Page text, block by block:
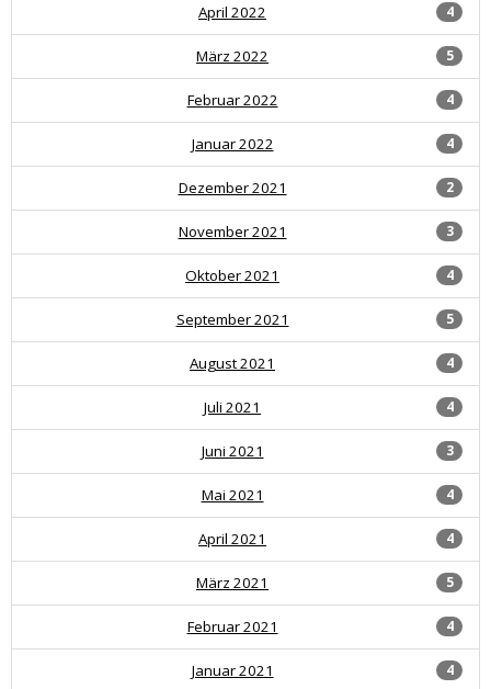
4
April 2022
5
März 2022
4
Februar 2022
4
Januar 2022
2
Dezember 2021
3
November 2021
4
Oktober 2021
5
September 2021
4
August 2021
4
Juli 2021
3
Juni 2021
4
Mai 2021
4
April 2021
5
März 2021
4
Februar 2021
4
Januar 2021